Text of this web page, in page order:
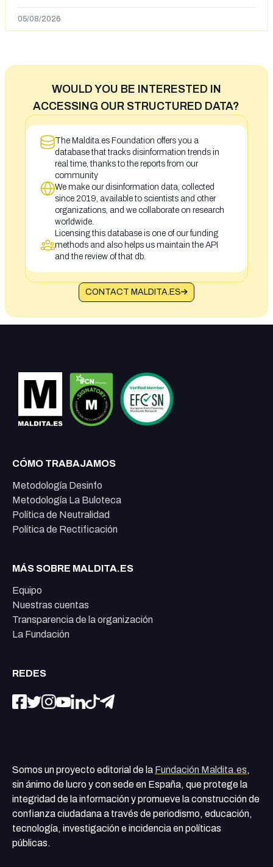
situación irregular a Ceuta
05/08/2026
WOULD YOU BE INTERESTED IN
ACCESSING OUR STRUCTURED DATA?
The Maldita.es Foundation offers you a
database that tracks disinformation trends in
real time, thanks to the reports from our
community
We make our disinformation data, collected
since 2019, available to scientists and other
organizations, and we collaborate on research
worldwide.
Licensing this database is one of our funding
methods and also helps us maintain the API
and the review of that db.
CONTACT MALDITA.ES
CÓMO TRABAJAMOS
Metodología Desinfo
Metodología La Buloteca
Política de Neutralidad
Política de Rectificación
MÁS SOBRE MALDITA.ES
Equipo
Nuestras cuentas
Transparencia de la organización
La Fundación
REDES
Somos un proyecto editorial de la Fundación Maldita.es,
sin ánimo de lucro y con sede en España, que protege la
integridad de la información y promueve la construcción de
confianza ciudadana a través de periodismo, educación,
tecnología, investigación e incidencia en políticas
públicas.